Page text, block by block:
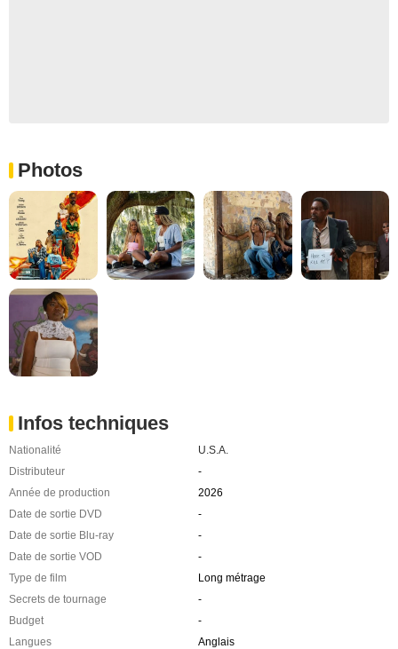
Photos
Infos techniques
Nationalité
U.S.A.
Distributeur
-
Année de production
2026
Date de sortie DVD
-
Date de sortie Blu-ray
-
Date de sortie VOD
-
Type de film
Long métrage
Secrets de tournage
-
Budget
-
Langues
Anglais